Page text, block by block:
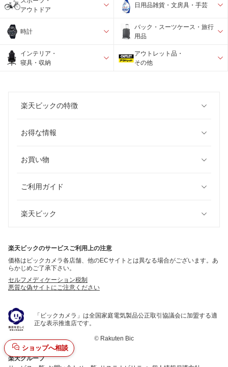
ショップへ相談
アウトドア
日用品雑貨・文房具・手芸
時計
バック・スーツケース・旅行
用品
インテリア・
寝具・収納
アウトレット品・
その他
楽天ビックの特徴
お得な情報
お買い物
ご利用ガイド
楽天ビック
楽天ビックのサービスご利用上の注意
価格はビックカメラ各店舗、他のECサイトとは異なる場合がございます。あ
らかじめご了承下さい。
セルフメディケーション税制
悪質な偽サイトにご注意ください
「ビックカメラ」は全国家庭電気製品公正取引協議会に加盟する適
正な表示推進店です。
© Rakuten Bic
楽天グループ